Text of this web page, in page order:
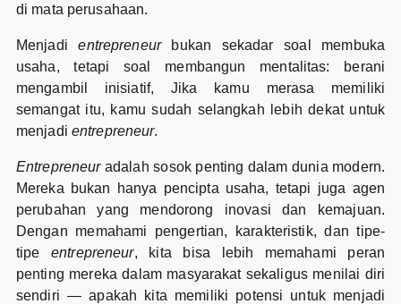
di mata perusahaan.
Menjadientrepreneur bukan sekadar soal membuka
usaha, tetapi soal membangun mentalitas: berani
mengambil inisiatif, Jika kamu merasa memiliki
semangat itu, kamu sudah selangkah lebih dekat untuk
menjadi entrepreneur.
Entrepreneur adalah sosok penting dalam dunia modern.
Mereka bukan hanya pencipta usaha, tetapi juga agen
perubahan yang mendorong inovasi dan kemajuan.
Dengan memahami pengertian, karakteristik, dan tipe-
tipeentrepreneur, kita bisa lebih memahami peran
penting mereka dalam masyarakat sekaligus menilai diri
sendiri — apakah kita memiliki potensi untuk menjadi